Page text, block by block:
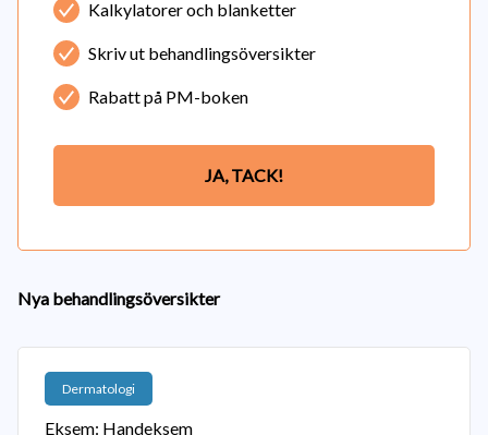
Kalkylatorer och blanketter
Skriv ut behandlingsöversikter
Rabatt på PM-boken
JA, TACK!
Nya behandlingsöversikter
Dermatologi
Eksem: Handeksem